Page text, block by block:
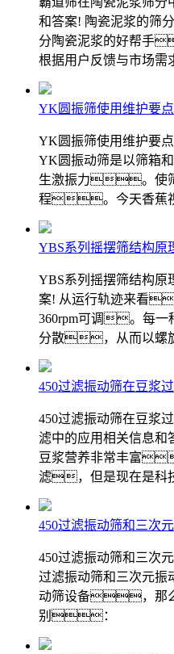
和答案! 陶瓷泥浆的
分陶瓷泥浆的好帮手
根据用户反馈与市场
YK圆振筛使用维护要
YK圆振筛使用维护要
YK圆振动筛是以筛箱
生激振力。使筛
程。今天香蕉
YBS系列摇摆筛结构原
YBS系列摇摆筛结构原
案! 从运行轨迹来看
360rpm可调。每一
分散，从而以螺
450过滤振动筛在豆浆
450过滤振动筛在豆浆
滤中的应用相关信
豆浆营养非常丰富
滤，但是现在是
450过滤振动筛和三次
450过滤振动筛和三次
过滤振动筛和三次元
动筛设备，那么
别：